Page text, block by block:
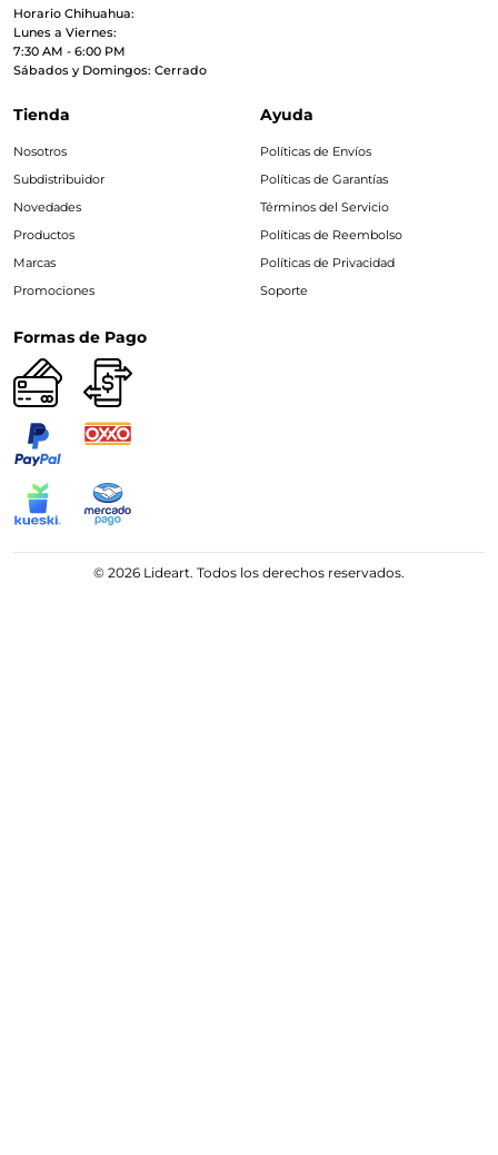
Horario Chihuahua:
Lunes a Viernes:
7:30 AM - 6:00 PM
Sábados y Domingos: Cerrado
Tienda
Nosotros
Subdistribuidor
Novedades
Productos
Marcas
Promociones
Ayuda
Políticas de Envíos
Políticas de Garantías
Términos del Servicio
Políticas de Reembolso
Políticas de Privacidad
Soporte
Formas de Pago
© 2026 Lideart. Todos los derechos reservados.